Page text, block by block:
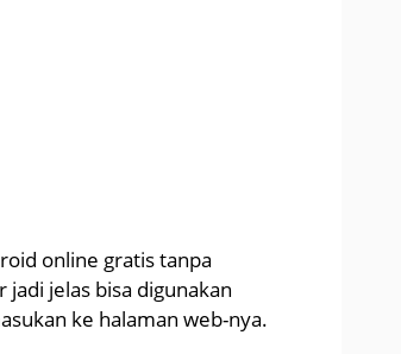
online gratis tanpa
jelas bisa digunakan
ke halaman web-nya.